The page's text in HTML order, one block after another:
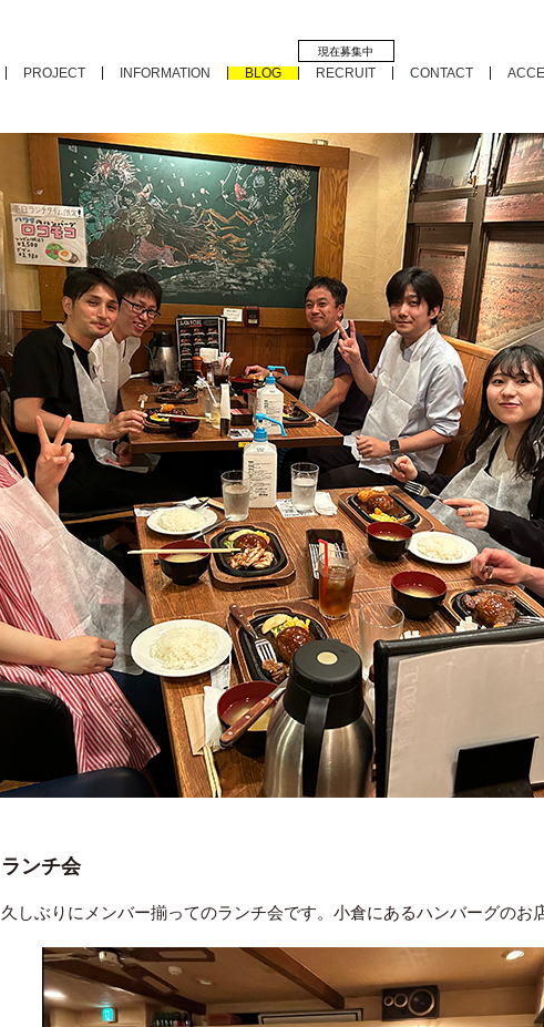
PROJECT INFORMATION BLOG
現在募集中
RECRUIT CONTACT
ランチ会
久しぶりにメンバー揃ってのランチ会です。小倉にあるハンバーグのお